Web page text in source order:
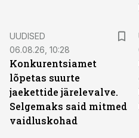
UUDISED
06.08.26, 10:28
Konkurentsiamet
lõpetas suurte
jaekettide järelevalve.
Selgemaks said mitmed
vaidluskohad